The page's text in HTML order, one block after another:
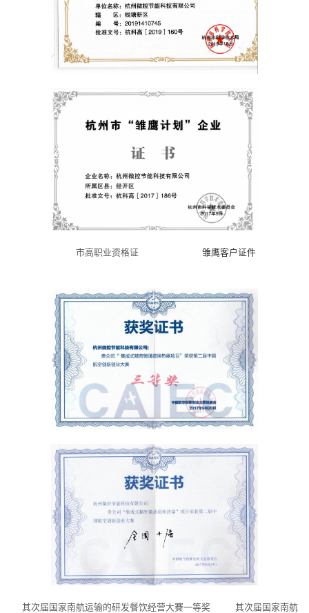
市高职业资格证 雏鹰客户证件
其次届国家南航运输的研发餐饮经营大賽一等奖 其次届国家南航